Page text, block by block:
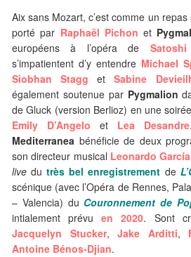
Aix sans Mozart, c’est comme un
porté par Raphaël Pichon et
européens à l’opéra de
s’impatientent d’y entendre Michael
Siobhan Stagg etSabine
également soutenue par Pygmalion
de Gluck (version Berlioz) en une
Emily D’Angelo et Lea Desandre
Mediterranea bénéficie de deux
son directeur musical Leonardo
live dutrès bel enregistrement de
scénique (avec l’Opéra de Rennes,
– Valencia) du Couronnement de
intialement prévuen 2020. Sont
Jacquelyn Stucker,Jake Arditti,
Antoine Bénos-Djian.